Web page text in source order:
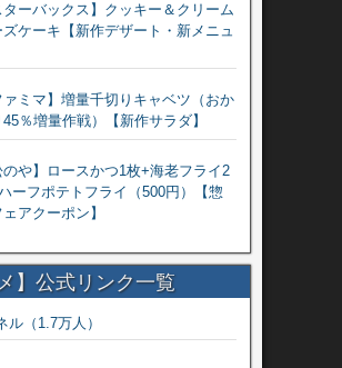
ターバックス】クッキー＆クリーム
ズケーキ【新作デザート・新メニュ
ァミマ】増量千切りキャベツ（おか
％増量作戦）【新作サラダ】
のや】ロースかつ1枚+海老フライ2
ーフポテトフライ（500円）【惣
アクーポン】
】公式リンク一覧
ル（1.7万人）